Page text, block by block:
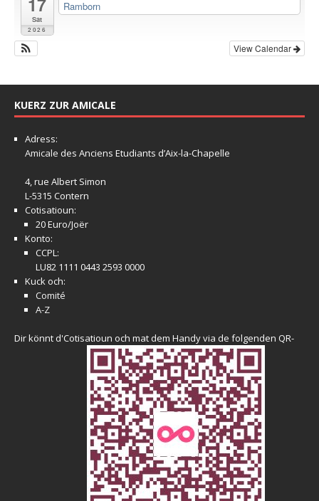
17
Sat
2026
Ramborn
View Calendar
KUERZ ZUR AMICALE
Adress:
Amicale des Anciens Etudiants d’Aix-la-Chapelle
4, rue Albert Simon
L-5315 Contern
Cotisatioun:
20 Euro/Joër
Konto:
CCPL:
LU82 1111 0443 2593 0000
Kuck och:
Comité
A-Z
Dir könnt d'Cotisatioun och mat dem Handy via de folgenden QR-